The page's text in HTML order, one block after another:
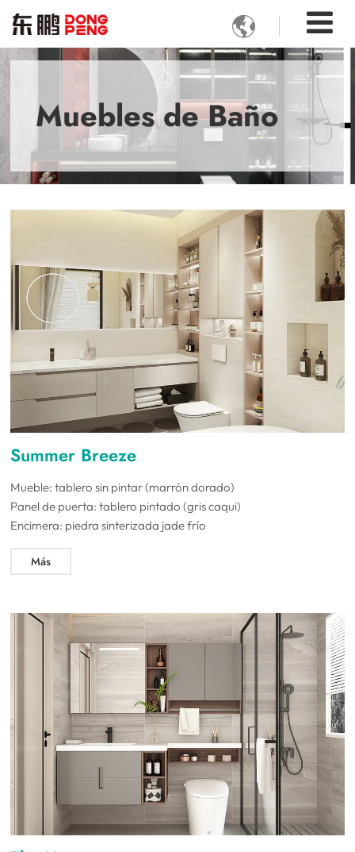

Muebles de Baño
Summer Breeze
Mueble: tablero sin pintar (marrón dorado)
Panel de puerta: tablero pintado (gris caqui)
Encimera: piedra sinterizada jade frío
Más